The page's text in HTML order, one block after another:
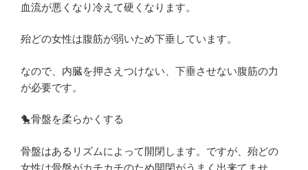
血流が悪くなり冷えて硬くなります。
殆どの女性は腹筋が弱いため下垂しています。
なので、内臓を押さえつけない、下垂させない腹筋の力
が必要です。
🐤骨盤を柔らかくする
骨盤はあるリズムによって開閉します。ですが、殆どの
女性は骨盤がカチカチのため開閉がうまく出来てませ